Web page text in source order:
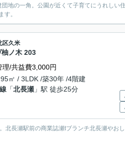
地の一角。公園が近くて子育てにうれしい
す。
区久米
柚ノ木 203
理/共益費3,000円
㎡ / 3LDK /築30年 /4階建
「北長瀬 」駅 徒歩25分
北長瀬駅前の商業誌瀬tブランチ北長瀬やお